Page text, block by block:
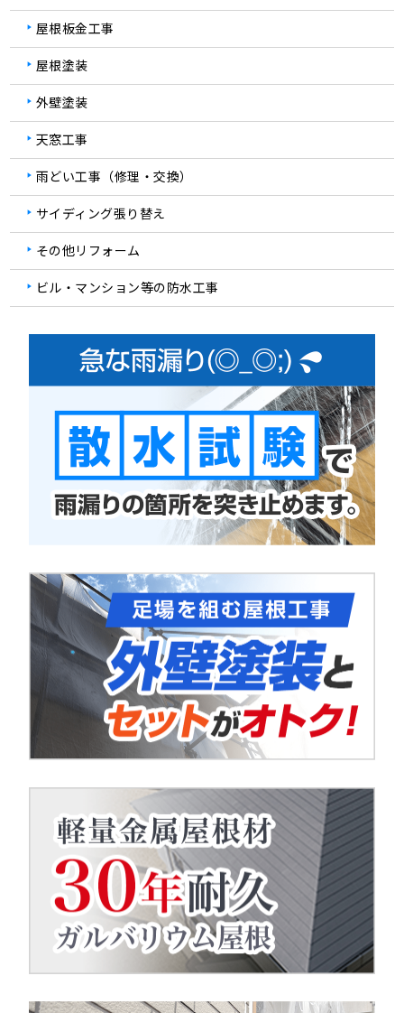
屋根板金工事
屋根塗装
外壁塗装
天窓工事
雨どい工事（修理・交換）
サイディング張り替え
その他リフォーム
ビル・マンション等の防水工事